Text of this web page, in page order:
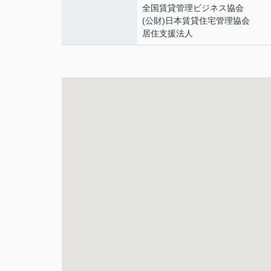
全国賃貸管理ビジネス協会
(公財)日本賃貸住宅管理協会
居住支援法人